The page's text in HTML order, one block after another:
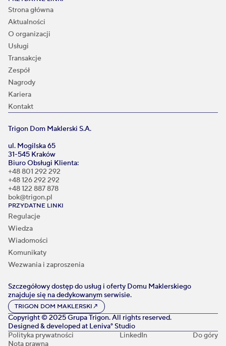
Strona główna
Aktualności
O organizacji
Usługi
Transakcje
Zespół
Nagrody
Kariera
Kontakt
Trigon Dom Maklerski S.A.
ul. Mogilska 65
31-545 Kraków
Biuro Obsługi Klienta:
+48 801 292 292
+48 126 292 292
+48 122 887 878
bok@trigon.pl
PRZYDATNE LINKI
Regulacje
Wiedza
Wiadomości
Komunikaty
Wezwania i zaproszenia
Szczegółowy dostęp do usług i oferty Domu Maklerskiego
znajduje się na dedykowanym serwisie.
TRIGON DOM MAKLERSKI ↗
Copyright © 2025 Grupa Trigon. All rights reserved.
Designed & developed at Leniva° Studio
Polityka prywatności
Nota prawna
LinkedIn Do góry